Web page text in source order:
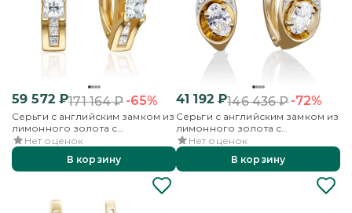
59 572₽171 164₽-65%
Серьги с английским замком из
лимонного золота с
фианитами
Нет оценок
В корзину
41 192₽146 436₽-72%
Серьги с английским замком из
лимонного золота с
фианитами
Нет оценок
В корзину